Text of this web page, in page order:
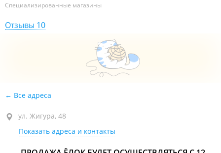
Специализированные магазины
Отзывы 10
Все адреса
ул. Жигура, 48
Показать адреса и контакты